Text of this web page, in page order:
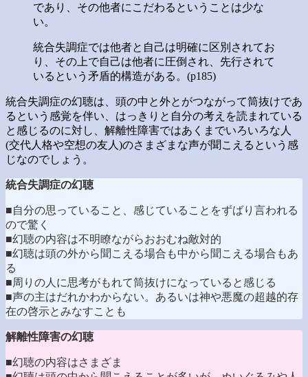
であり、その他者にこだわるということは少な
い。
統合失調症では他者と自己は明確に区別されてお
り、その上で自己は他者に圧倒され、先行されて
いるという矛盾的構造がある。(p185)
統合失調症の幻聴は、頭の中と外とがつながって筒抜けであ
るという感覚を伴い、はっきりと自分の考えを読まれている
と感じるのに対し、解離性障害ではあくまでいろいろな人
(交代人格や空想の友人)のさまざまな声が聞こえるという感
じなのでしょう。
統合失調症の幻聴
■自分の思っていること、感じていることをずばり言われる
ので驚く
■幻聴の内容は不明瞭ながらおおむね敵対的
■幻聴は頭の外から聞こえる場合も中から聞こえる場合もあ
る
■周りの人に思考がもれて筒抜けになっていると感じる
■声の主はだれかわからない。あるいは神や悪魔の超越的存
在の啓示とみなすことも
解離性障害の幻聴
■幻聴の内容はさまざま